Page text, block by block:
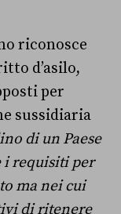
riconosce
d’asilo,
per
sussidiaria
di un Paese
i requisiti per
ma nei cui
di ritenere